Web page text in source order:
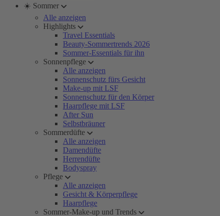
☀️ Sommer
Alle anzeigen
Highlights
Travel Essentials
Beauty-Sommertrends 2026
Sommer-Essentials für ihn
Sonnenpflege
Alle anzeigen
Sonnenschutz fürs Gesicht
Make-up mit LSF
Sonnenschutz für den Körper
Haarpflege mit LSF
After Sun
Selbstbräuner
Sommerdüfte
Alle anzeigen
Damendüfte
Herrendüfte
Bodyspray
Pflege
Alle anzeigen
Gesicht & Körperpflege
Haarpflege
Sommer-Make-up und Trends